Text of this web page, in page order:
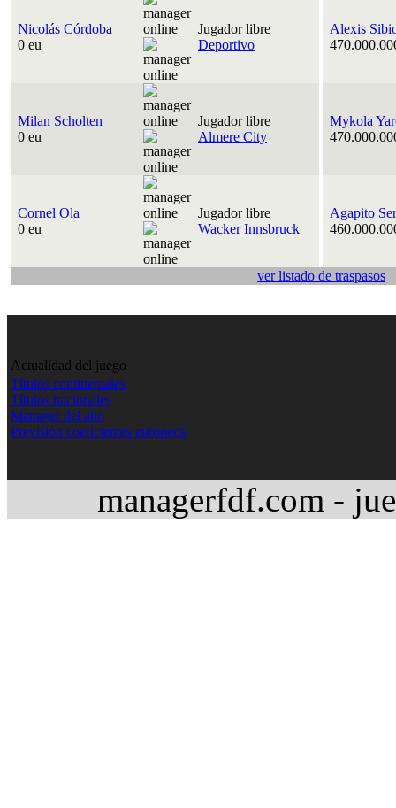
Nicolás Córdoba
0 eu
Jugador libre
Deportivo
Alexis
Milan Scholten
0 eu
Jugador libre
Almere City
Mykola
Cornel Ola
0 eu
Jugador libre
Wacker Innsbruck
Agapito
ver listado de traspasos
Actualidad del juego
Títulos continentales
Títulos nacionales
Manager del año
Previsión coeficientes europeos
managerfdf.com -